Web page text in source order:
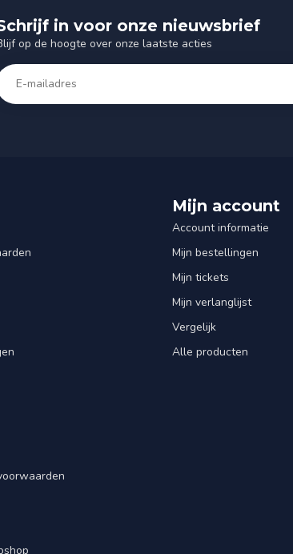
in voor onze nieuwsbrief
op de hoogte over onze laatste acties
Mijn account
Account informatie
Mijn bestellingen
Mijn tickets
Mijn verlanglijst
Vergelijk
Alle producten